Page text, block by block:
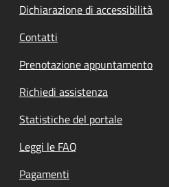
Dichiarazione di accessibilità
Contatti
Prenotazione appuntamento
Richiedi assistenza
Statistiche del portale
Leggi le FAQ
Pagamenti